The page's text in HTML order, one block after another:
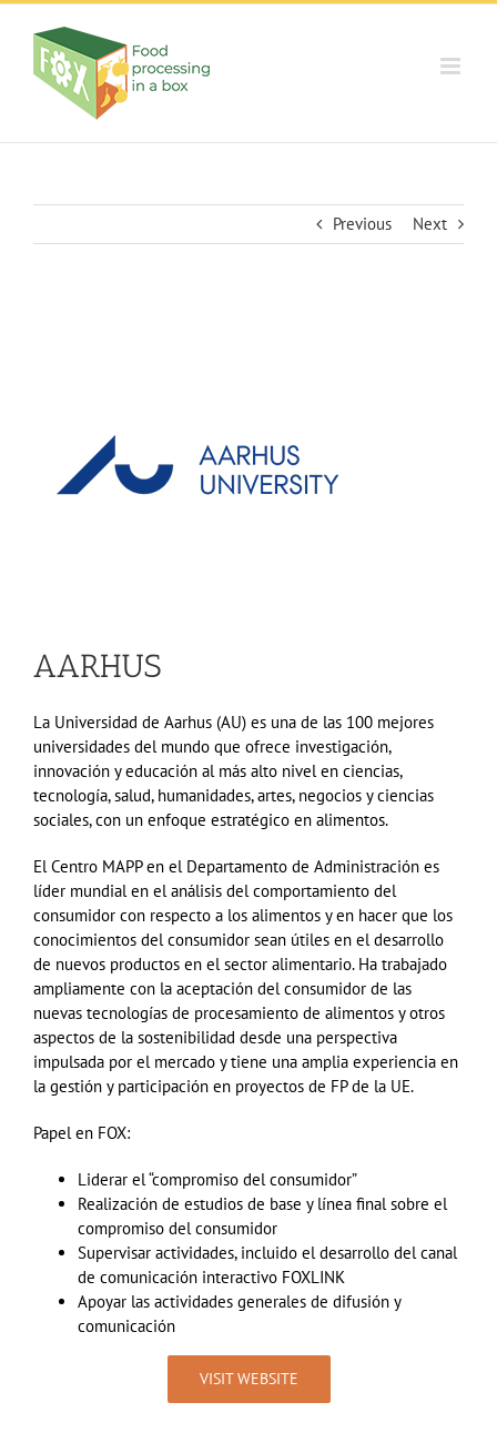
Skip
content
Previous Next
AARHUS
La Universidad de Aarhus (AU) es una de las 100 mejores
universidades del mundo que ofrece investigación,
innovación y educación al más alto nivel en ciencias,
tecnología, salud, humanidades, artes, negocios y ciencias
sociales, con un enfoque estratégico en alimentos.
El Centro MAPP en el Departamento de Administración es
líder mundial en el análisis del comportamiento del
consumidor con respecto a los alimentos y en hacer que los
conocimientos del consumidor sean útiles en el desarrollo
de nuevos productos en el sector alimentario. Ha trabajado
ampliamente con la aceptación del consumidor de las
nuevas tecnologías de procesamiento de alimentos y otros
aspectos de la sostenibilidad desde una perspectiva
impulsada por el mercado y tiene una amplia experiencia en
la gestión y participación en proyectos de FP de la UE.
Papel en FOX:
Liderar el “compromiso delconsumidor”
Realización de estudios de base y línea final sobre el
compromiso del consumidor
Supervisar actividades, incluido el desarrollo del canal
de comunicación interactivo FOXLINK
Apoyar las actividades generales de difusión y
comunicación
VISIT WEBSITE